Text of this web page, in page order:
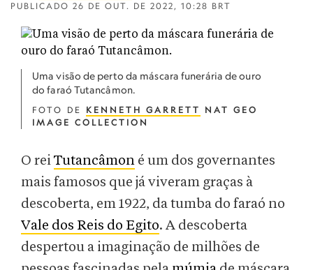
PUBLICADO 26 DE OUT. DE 2022, 10:28 BRT
Uma visão de perto da máscara funerária de ouro
do faraó Tutancâmon.
FOTO DE KENNETH GARRETT
NAT GEO
IMAGE COLLECTION
O reiTutancâmon é um dos governantes
mais famosos que já viveram graças à
descoberta, em 1922, da tumba do faraó no
Vale dos Reis do Egito. A descoberta
despertou a imaginação de milhões de